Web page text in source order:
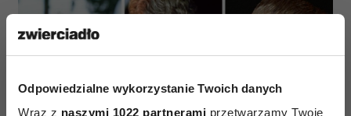
Odpowiedzialne wykorzystanie Twoich danych
Wraz z naszymi 1022 partnerami przetwarzamy Twoje